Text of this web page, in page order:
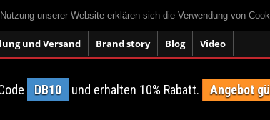
unserer Website erklären sich die Verwendung von
und Versand Brand story Blog Video
DB10 und erhalten 10% Rabatt. Angebot